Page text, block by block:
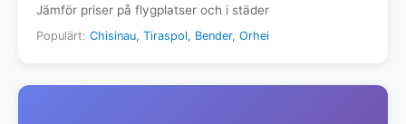
Jämför priser på flygplatser och i städer
Populärt: Chisinau, Tiraspol, Bender, Orhei